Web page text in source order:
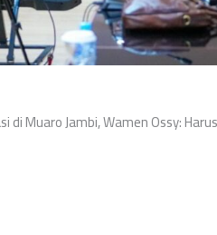
di Muaro Jambi, Wamen Ossy: